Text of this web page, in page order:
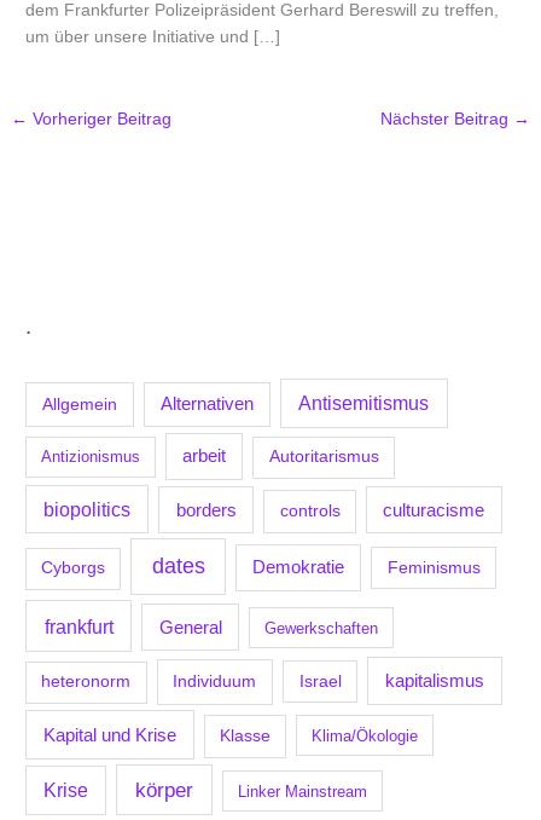
.
Allgemein Alternativen Antisemitismus
Antizionismus arbeit Autoritarismus
biopolitics borders controls culturacisme
Cyborgs dates Demokratie Feminismus
frankfurt General Gewerkschaften
heteronorm Individuum Israel kapitalismus
Kapital und Krise Klasse Klima/Ökologie
Krise körper Linker Mainstream
dem Frankfurter Polizeipräsident Gerhard Bereswill zu treffen,
um über unsere Initiative und […]
← Vorheriger Beitrag Nächster Beitrag →